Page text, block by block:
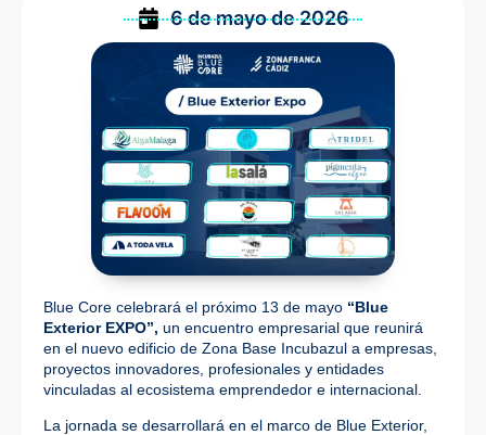
6 de mayo de 2026
Blue Core celebrará el próximo 13 de mayo “Blue
Exterior EXPO”, un encuentro empresarial que reunirá
en el nuevo edificio de Zona Base Incubazul a empresas,
proyectos innovadores, profesionales y entidades
vinculadas al ecosistema emprendedor e internacional.
La jornada se desarrollará en el marco de Blue Exterior,